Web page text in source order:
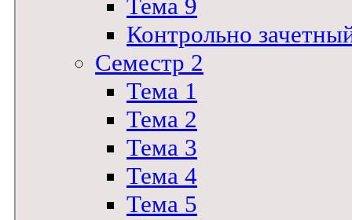
Тема 9
Контрольно
Семестр 2
Тема 1
Тема 2
Тема 3
Тема 4
Тема 5